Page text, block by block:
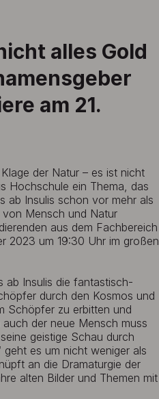
alles Gold
am 21.
der Natur – es ist nicht
Hochschule ein Thema, das
ab Insulis schon vor mehr als
Mensch und Natur
aus dem Fachbereich
2023 um 19:30 Uhr im großen
ab Insulis die fantastisch-
durch den Kosmos und
Schöpfer zu erbitten und
der neue Mensch muss
geistige Schau durch
geht es um nicht weniger als
an die Dramaturgie der
alten Bilder und Themen mit